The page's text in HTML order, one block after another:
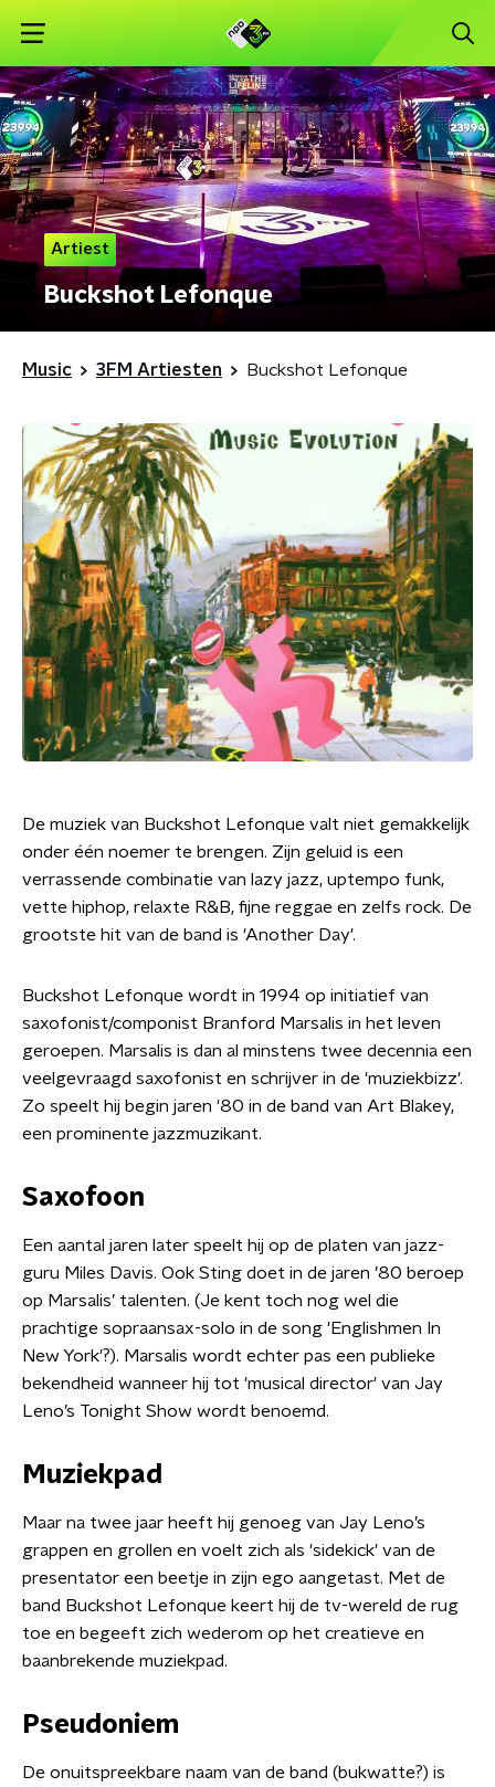
Artiest
Buckshot Lefonque
Music 3FM Artiesten Buckshot Lefonque
De muziek van Buckshot Lefonque valt niet gemakkelijk
onder één noemer te brengen. Zijn geluid is een
verrassende combinatie van lazy jazz, uptempo funk,
vette hiphop, relaxte R&B, fijne reggae en zelfs rock. De
grootste hit van de band is 'Another Day'.
Buckshot Lefonque wordt in 1994 op initiatief van
saxofonist/componist Branford Marsalis in het leven
geroepen. Marsalis is dan al minstens twee decennia een
veelgevraagd saxofonist en schrijver in de 'muziekbizz'.
Zo speelt hij begin jaren '80 in de band van Art Blakey,
een prominente jazzmuzikant.
Saxofoon
Een aantal jaren later speelt hij op de platen van jazz-
guru Miles Davis. Ook Sting doet in de jaren ’80 beroep
op Marsalis’ talenten. (Je kent toch nog wel die
prachtige sopraansax-solo in de song 'Englishmen In
New York'?). Marsalis wordt echter pas een publieke
bekendheid wanneer hij tot 'musical director' van Jay
Leno’s Tonight Show wordt benoemd.
Muziekpad
Maar na twee jaar heeft hij genoeg van Jay Leno’s
grappen en grollen en voelt zich als 'sidekick' van de
presentator een beetje in zijn ego aangetast. Met de
band Buckshot Lefonque keert hij de tv-wereld de rug
toe en begeeft zich wederom op het creatieve en
baanbrekende muziekpad.
Pseudoniem
De onuitspreekbare naam van de band (bukwatte?) is